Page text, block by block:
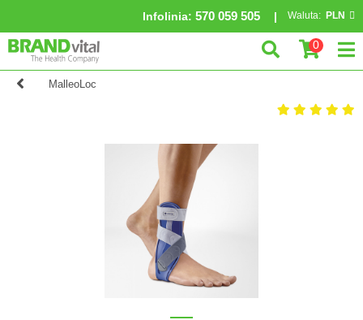
Infolinia: 570 059 505 Waluta: PLN
0
MalleoLoc